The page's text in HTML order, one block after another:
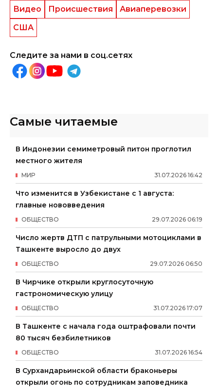
Видео Происшествия
Авиаперевозки
США
Следите за нами в соц.сетях
Самые читаемые
В Индонезии семиметровый питон проглотил
местного жителя
31.07.2026 16:42
МИР
Что изменится в Узбекистане с 1 августа:
главные нововведения
29.07.2026 06:19
ОБЩЕСТВО
Число жертв ДТП с патрульными мотоциклами в
Ташкенте выросло до двух
29.07.2026 06:50
ОБЩЕСТВО
В Чирчике открыли круглосуточную
гастрономическую улицу
31.07.2026 17:07
ОБЩЕСТВО
В Ташкенте с начала года оштрафовали почти
80 тысяч безбилетников
31.07.2026 16:54
ОБЩЕСТВО
В Сурхандарьинской области браконьеры
открыли огонь по сотрудникам заповедника